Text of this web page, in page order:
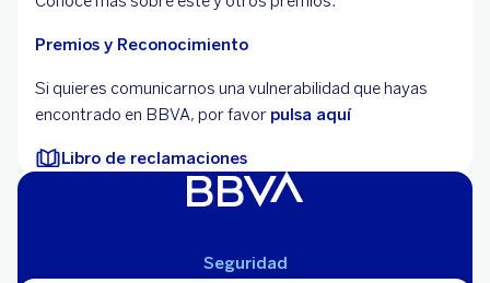
Premios y Reconocimiento
Si quieres comunicarnos una vulnerabilidad que hayas
encontrado en BBVA, por favor pulsa aquí
Libro de reclamaciones
Seguridad